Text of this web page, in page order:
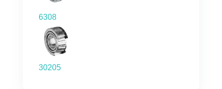
6308
30205